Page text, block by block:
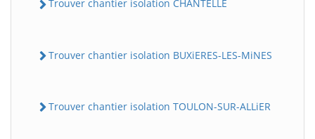
Trouver chantier isolation CHANTELLE
Trouver chantier isolation BUXiERES-LES-MiNES
Trouver chantier isolation TOULON-SUR-ALLiER